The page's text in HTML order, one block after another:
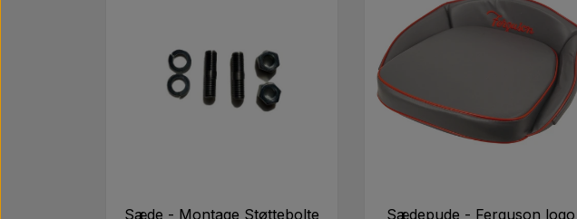
Sæde - Montage Støttebolte Sædepude - Ferguson logo